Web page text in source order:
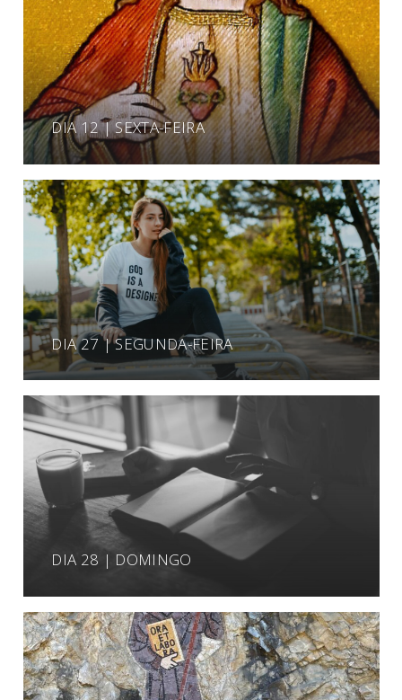
DIA 12 | SEXTA-FEIRA
DIA 27 | SEGUNDA-FEIRA
DIA 28 | DOMINGO